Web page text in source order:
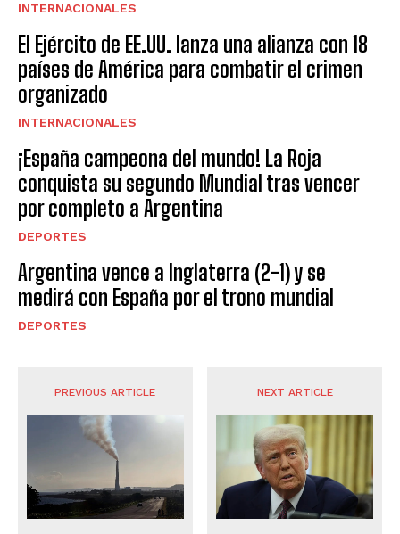
INTERNACIONALES
El Ejército de EE.UU. lanza una alianza con 18
países de América para combatir el crimen
organizado
INTERNACIONALES
¡España campeona del mundo! La Roja
conquista su segundo Mundial tras vencer
por completo a Argentina
DEPORTES
Argentina vence a Inglaterra (2-1) y se
medirá con España por el trono mundial
DEPORTES
PREVIOUS ARTICLE NEXT ARTICLE